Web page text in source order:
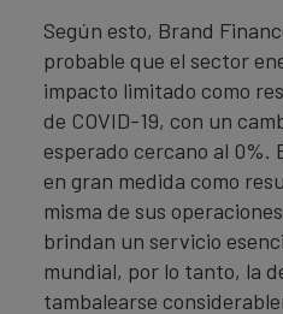
Según esto, Brand
probable que el sector
impacto limitado como
de COVID-19, con un
esperado cercano al 0%.
en gran medida como
misma de sus
brindan un servicio
mundial, por lo tanto, la
tambalearse